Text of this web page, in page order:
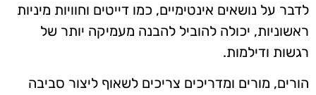
לדבר על נושאים אינטימיים, כמו דייטים וחוויות מיניות
ראשוניות, יכולה להוביל להבנה מעמיקה יותר של
רגשות ודילמות.
הורים, מורים ומדריכים צריכים לשאוף ליצור סביבה